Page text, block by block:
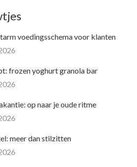
voedingsschema voor klanten
frozen yoghurt granola bar
op naar je oude ritme
meer dan stilzitten